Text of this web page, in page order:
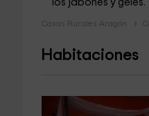
los jabones y geles.
Casas Rurales Aragón
Habitaciones